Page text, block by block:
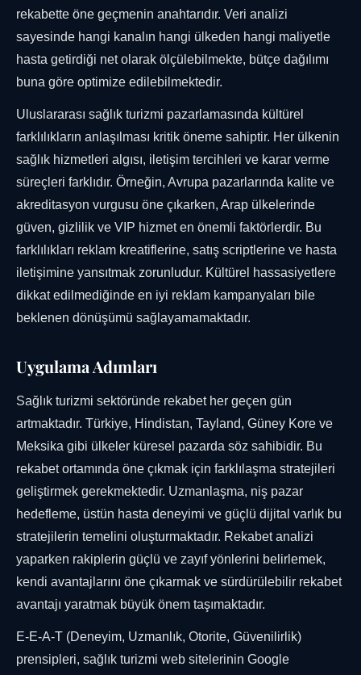
rekabette öne geçmenin anahtarıdır. Veri analizi
sayesinde hangi kanalın hangi ülkeden hangi maliyetle
hasta getirdiği net olarak ölçülebilmekte, bütçe dağılımı
buna göre optimize edilebilmektedir.
Uluslararası sağlık turizmi pazarlamasında kültürel
farklılıkların anlaşılması kritik öneme sahiptir. Her ülkenin
sağlık hizmetleri algısı, iletişim tercihleri ve karar verme
süreçleri farklıdır. Örneğin, Avrupa pazarlarında kalite ve
akreditasyon vurgusu öne çıkarken, Arap ülkelerinde
güven, gizlilik ve VIP hizmet en önemli faktörlerdir. Bu
farklılıkları reklam kreatiflerine, satış scriptlerine ve hasta
iletişimine yansıtmak zorunludur. Kültürel hassasiyetlere
dikkat edilmediğinde en iyi reklam kampanyaları bile
beklenen dönüşümü sağlayamamaktadır.
Uygulama Adımları
Sağlık turizmi sektöründe rekabet her geçen gün
artmaktadır. Türkiye, Hindistan, Tayland, Güney Kore ve
Meksika gibi ülkeler küresel pazarda söz sahibidir. Bu
rekabet ortamında öne çıkmak için farklılaşma stratejileri
geliştirmek gerekmektedir. Uzmanlaşma, niş pazar
hedefleme, üstün hasta deneyimi ve güçlü dijital varlık bu
stratejilerin temelini oluşturmaktadır. Rekabet analizi
yaparken rakiplerin güçlü ve zayıf yönlerini belirlemek,
kendi avantajlarını öne çıkarmak ve sürdürülebilir rekabet
avantajı yaratmak büyük önem taşımaktadır.
E-E-A-T (Deneyim, Uzmanlık, Otorite, Güvenilirlik)
prensipleri, sağlık turizmi web sitelerinin Google